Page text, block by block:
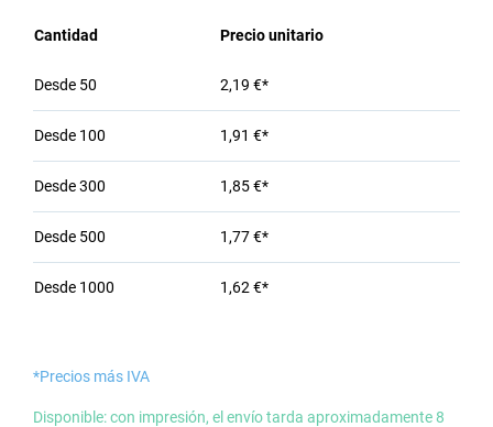
Cantidad Precio unitario
Desde 50 2,19 €*
Desde 100 1,91 €*
Desde300 1,85 €*
Desde 500 1,77 €*
Desde 1000 1,62 €*
*Precios más IVA
Disponible: con impresión, el envío tarda aproximadamente 8